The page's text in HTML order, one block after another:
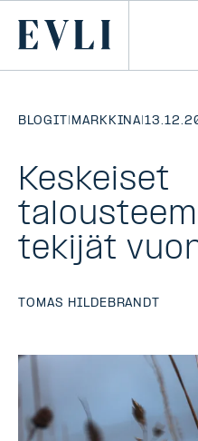
Primary
BLOGIT | MARKKINA|
Keskeiset
tekijät
TOMAS HILDEBRANDT